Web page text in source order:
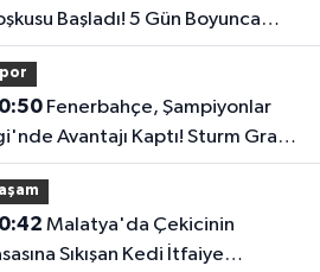
Başladı! 5 Gün Boyunca
Düzenlenecek
Fenerbahçe, Şampiyonlar
Avantajı Kaptı! Sturm Graz'ı
Mağlup Etti
Sıkışan Kedi İtfaiye